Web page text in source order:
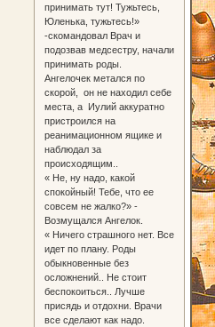
принимать тут! Тужьтесь,
Юленька, тужьтесь!»
-скомандовал Врач и
подозвав медсестру, начали
принимать роды.
Ангелочек метался по
скорой, он не находил себе
места, а Иулий аккуратно
пристроился на
реанимационном ящике и
наблюдал за
происходящим..
« Не, ну надо, какой
спокойный! Тебе, что ее
совсем не жалко?» -
Возмущался Ангелок.
« Ничего страшного нет. Все
идет по плану. Роды
обыкновенные без
осложнений.. Не стоит
беспокоиться.. Лучше
присядь и отдохни. Врачи
все сделают как надо.